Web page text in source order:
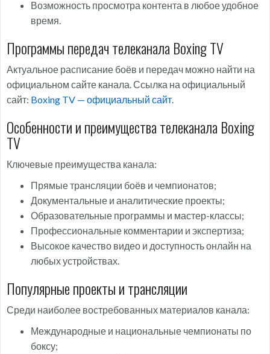
Возможность просмотра контента в любое удобное
время.
Программы передач телеканала Boxing TV
Актуальное расписание боёв и передач можно найти на
официальном сайте канала. Ссылка на официальный
сайт: Boxing TV — официальный сайт.
Особенности и преимущества телеканала Boxing
TV
Ключевые преимущества канала:
Прямые трансляции боёв и чемпионатов;
Документальные и аналитические проекты;
Образовательные программы и мастер-классы;
Профессиональные комментарии и экспертиза;
Высокое качество видео и доступность онлайн на
любых устройствах.
Популярные проекты и трансляции
Среди наиболее востребованных материалов канала:
Международные и национальные чемпионаты по
боксу;